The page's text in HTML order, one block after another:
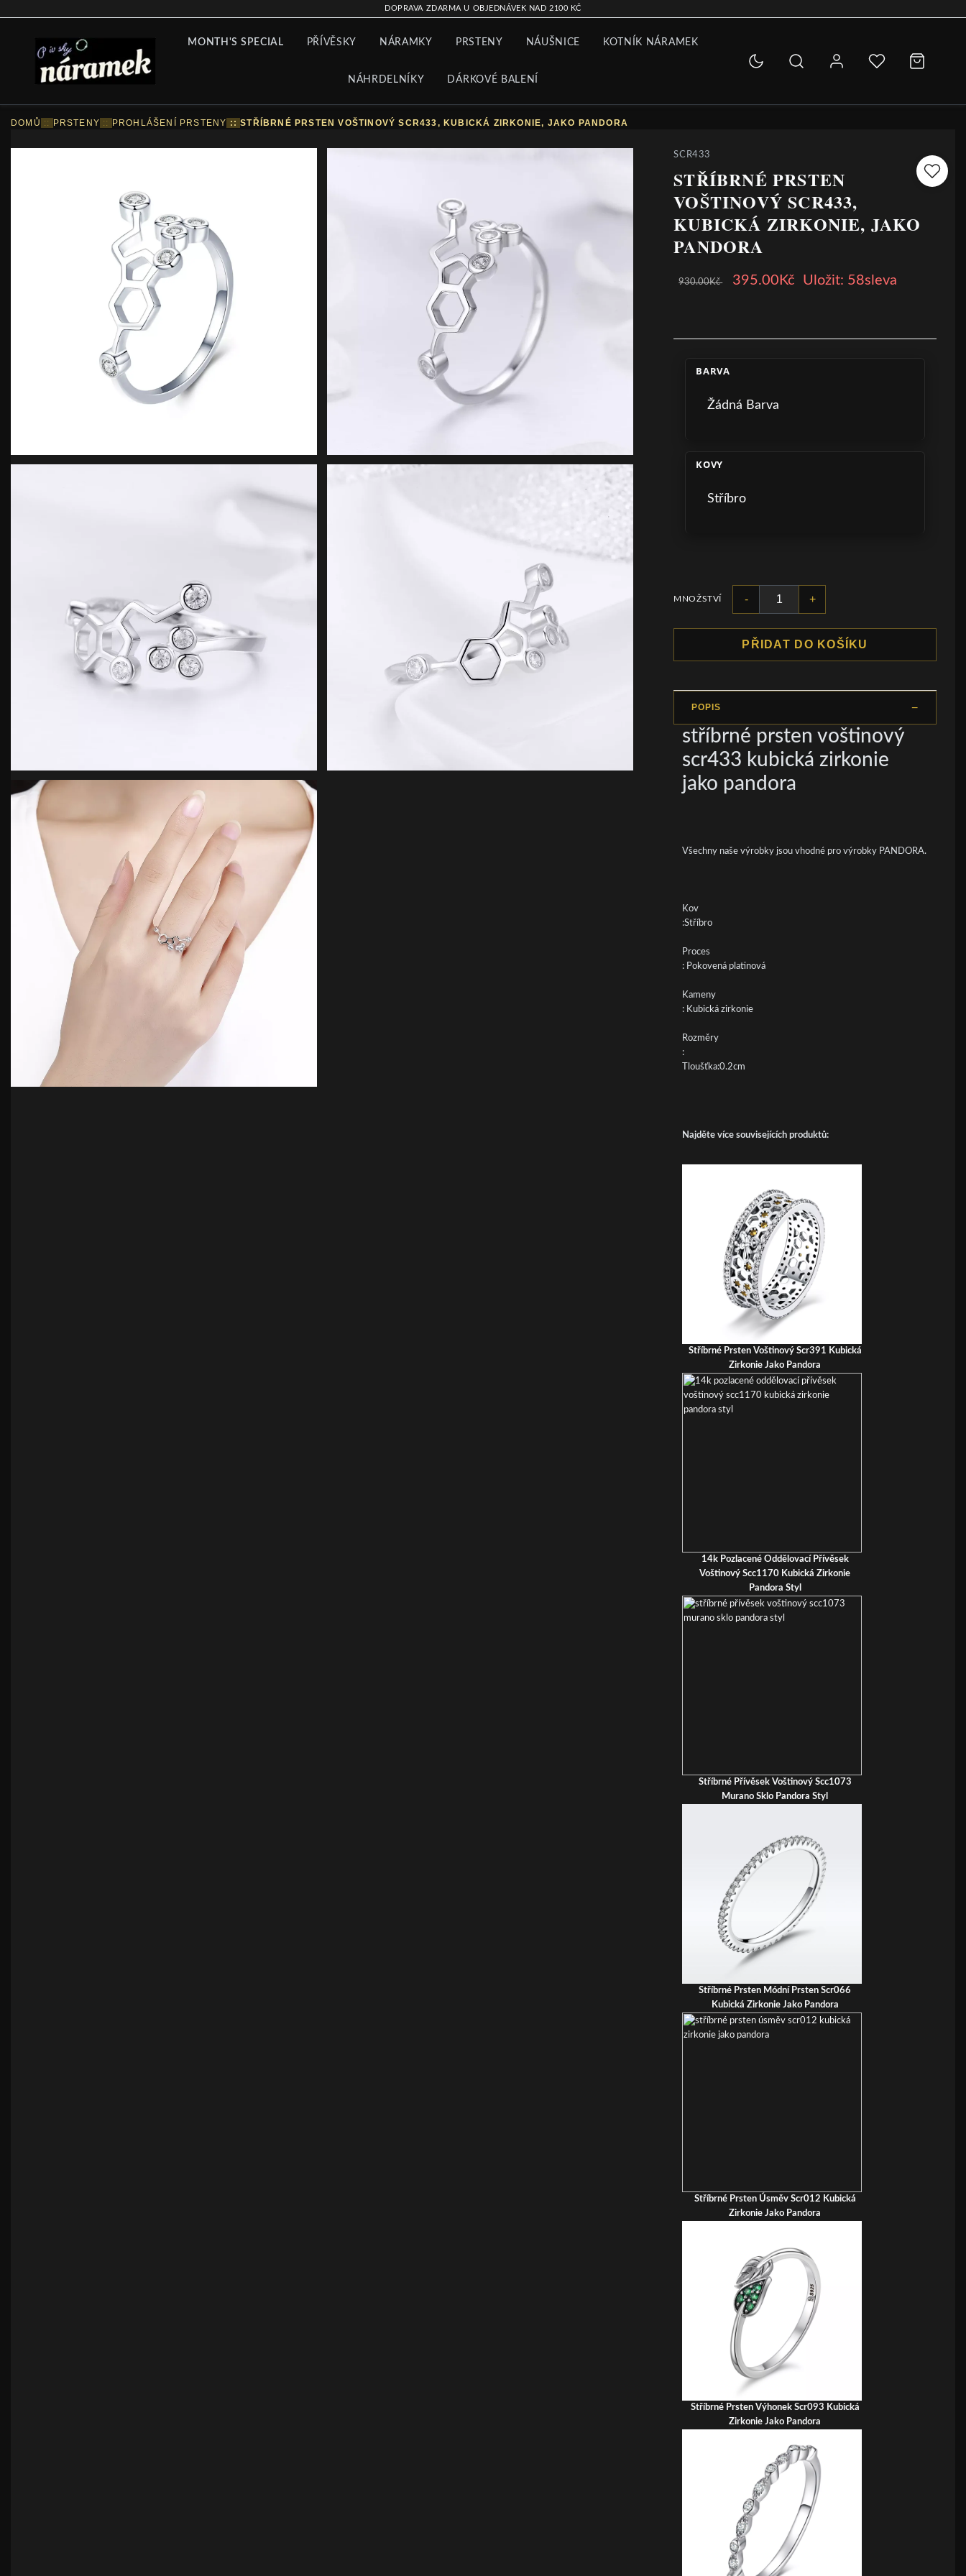
DOPRAVA ZDARMA U OBJEDNÁVEK NAD 2100 KČ
MONTH'S SPECIAL PŘÍVĚSKY NÁRAMKY PRSTENY NÁUŠNICE KOTNÍK NÁRAMEK
NÁHRDELNÍKY DÁRKOVÉ BALENÍ
DOMŮ :: PRSTENY :: PROHLÁŠENÍ PRSTENY ::STŘÍBRNÉ PRSTEN VOŠTINOVÝ SCR433, KUBICKÁ ZIRKONIE, JAKO PANDORA
SCR433
STŘÍBRNÉ PRSTEN
VOŠTINOVÝ SCR433,
KUBICKÁ ZIRKONIE, JAKO
PANDORA
930.00Kč 395.00Kč Uložit: 58sleva
BARVA
Žádná Barva
KOVY
Stříbro
MNOŽSTVÍ - +
PŘIDAT DO KOŠÍKU
POPIS
stříbrné prsten voštinový
scr433 kubická zirkonie
jako pandora
Všechny naše výrobky jsou vhodné pro výrobky PANDORA.
Kov
:Stříbro
Proces
: Pokovená platinová
Kameny
: Kubická zirkonie
Rozměry
:
Tloušťka:0.2cm
Najděte více souvisejících produktů:
Stříbrné Prsten Voštinový Scr391 Kubická
Zirkonie Jako Pandora
14k Pozlacené Oddělovací Přívěsek
Voštinový Scc1170 Kubická Zirkonie
Pandora Styl
Stříbrné Přívěsek Voštinový Scc1073
Murano Sklo Pandora Styl
Stříbrné Prsten Módní Prsten Scr066
Kubická Zirkonie Jako Pandora
Stříbrné Prsten Úsměv Scr012 Kubická
Zirkonie Jako Pandora
Stříbrné Prsten Výhonek Scr093 Kubická
Zirkonie Jako Pandora